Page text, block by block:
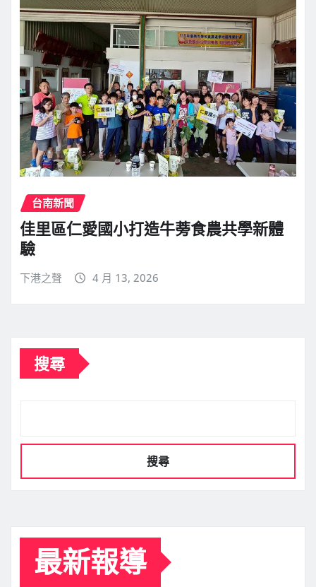
台南新聞
佳里區仁愛國小打造牛蒡食農共學新體
驗
下港之聲 4 月 13, 2026
搜尋
搜尋
最新報導